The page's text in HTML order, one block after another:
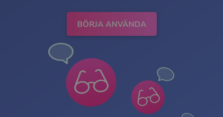
BÖRJA ANVÄNDA